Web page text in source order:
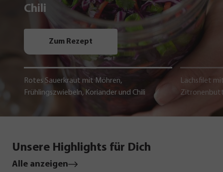
Chili
Zum Rezept
Rotes Sauerkraut mit Möhren,
Frühlingszwiebeln, Koriander und Chili
Lachsfilet
Unsere Highlights für Dich
Alle anzeigen